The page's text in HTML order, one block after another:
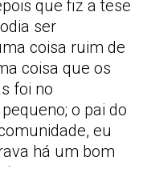
que fiz a tese
ser
coisa ruim de
coisa que os
foi no
o pai do
eu
há um bom